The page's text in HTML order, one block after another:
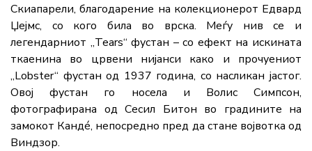
Скиапарели, благодарение на колекционерот Едвард
Џејмс, со кого била во врска. Меѓу нив се и
легендарниот „Tears“ фустан – со ефект на искината
ткаенина во црвени нијанси како и прочуениот
„Lobster“ фустан од 1937 година, со насликан јастог.
Овој фустан го носела и Волис Симпсон,
фотографирана од Сесил Битон во градините на
замокот Кандé, непосредно пред да стане војвотка од
Виндзор.